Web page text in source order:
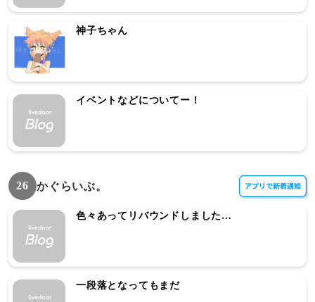
神子ちゃん
イベントなどについてー！
26 かぐらいぶ。
色々あってリバウンドしました…
一段落となってもまだ